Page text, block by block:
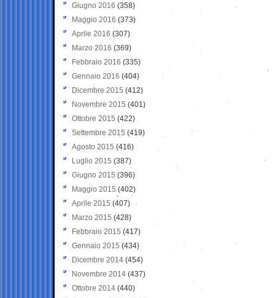
Giugno 2016 (358)
Maggio 2016 (373)
Aprile 2016 (307)
Marzo 2016 (369)
Febbraio 2016 (335)
Gennaio 2016 (404)
Dicembre 2015 (412)
Novembre 2015 (401)
Ottobre 2015 (422)
Settembre 2015 (419)
Agosto 2015 (416)
Luglio 2015 (387)
Giugno 2015 (396)
Maggio 2015 (402)
Aprile 2015 (407)
Marzo 2015 (428)
Febbraio 2015 (417)
Gennaio 2015 (434)
Dicembre 2014 (454)
Novembre 2014 (437)
Ottobre 2014 (440)